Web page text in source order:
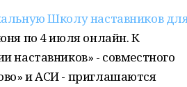
Школу наставников
по 4 июля онлайн. К
наставников» - совместного
и АСИ - приглашаются